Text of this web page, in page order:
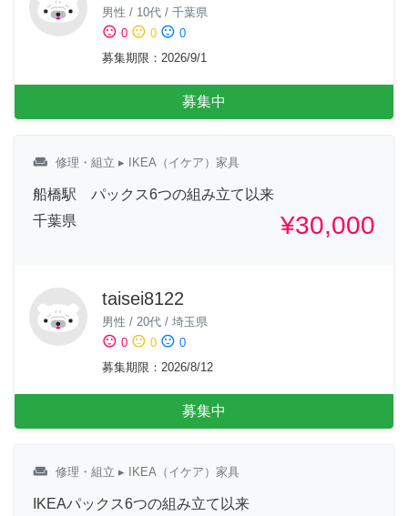
男性 / 10代 / 千葉県
sentiment_satisfied 0 sentiment_neutral 0 sentiment_dissatisfied 0
募集期限 ： 2026/9/1
募集中
weekend 修理・組立 ▸ IKEA（イケア）家具
船橋駅 パックス6つの組み立て以来
千葉県
¥30,000
taisei8122
男性 / 20代 / 埼玉県
sentiment_satisfied 0 sentiment_neutral 0 sentiment_dissatisfied 0
募集期限 ： 2026/8/12
募集中
weekend 修理・組立 ▸ IKEA（イケア）家具
IKEAパックス6つの組み立て以来